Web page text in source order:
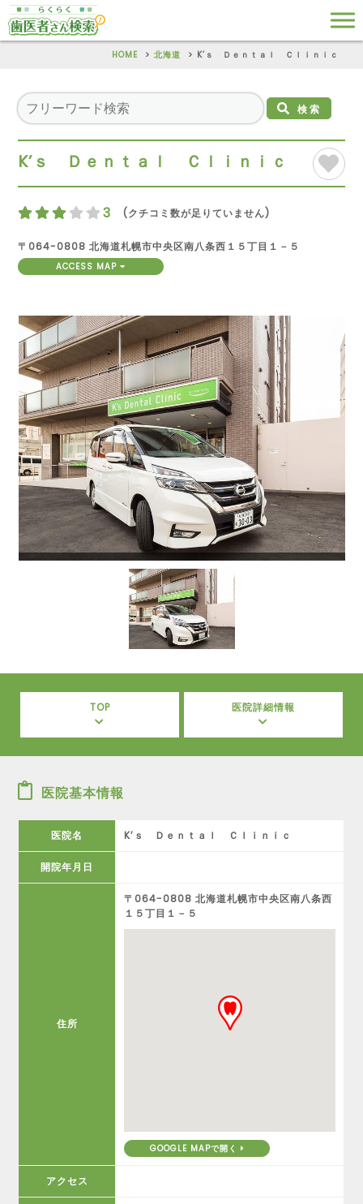
HOME 北海道 K’ｓ Ｄｅｎｔａｌ Ｃｌｉｎｉｃ
検索
K’ｓ Ｄｅｎｔａｌ Ｃｌｉｎｉｃ
3 (クチコミ数が足りていません)
〒064-0808 北海道札幌市中央区南八条西１５丁目１－５
ACCESS MAP
TOP 医院詳細情報
医院基本情報
医院名 K’ｓ Ｄｅｎｔａｌ Ｃｌｉｎｉｃ
開院年月日
住所
〒064-0808 北海道札幌市中央区南八条西
１５丁目１－５
GOOGLE MAPで開く
アクセス